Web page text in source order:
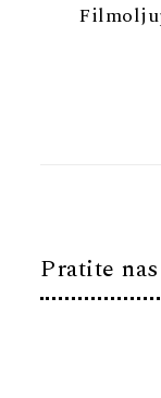
Pratite